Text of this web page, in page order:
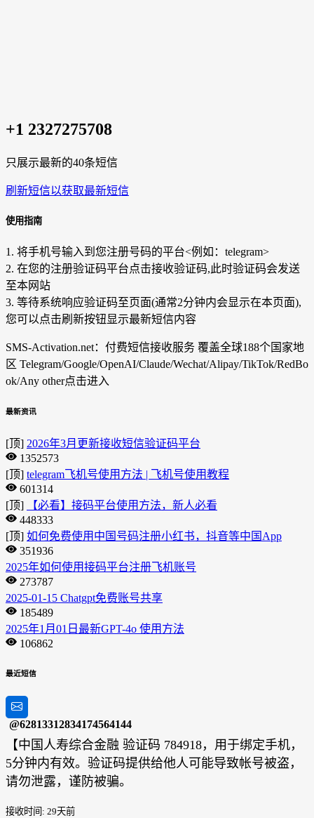
+1 2327275708
只展示最新的40条短信
刷新短信以获取最新短信
使用指南
1. 将手机号输入到您注册号码的平台<例如：telegram>
2. 在您的注册验证码平台点击接收验证码,此时验证码会发送
至本网站
3. 等待系统响应验证码至页面(通常2分钟内会显示在本页面),
您可以点击刷新按钮显示最新短信内容
SMS-Activation.net：付费短信接收服务 覆盖全球188个国家地
区 Telegram/Google/OpenAI/Claude/Wechat/Alipay/TikTok/RedBo
ok/Any other点击进入
最新资讯
[顶] 2026年3月更新接收短信验证码平台
1352573
[顶] telegram飞机号使用方法 | 飞机号使用教程
601314
[顶]
【必看】接码平台使用方法，新人必看
448333
[顶] 如何免费使用中国号码注册小红书，抖音等中国App
351936
2025年如何使用接码平台注册飞机账号
273787
2025-01-15 Chatgpt免费账号共享
185489
2025年1月01日最新GPT-4o 使用方法
106862
最近短信
@62813312834174564144
【中国人寿综合金融 验证码 784918，用于绑定手机，
5分钟内有效。验证码提供给他人可能导致帐号被盗，
请勿泄露，谨防被骗。
接收时间: 29天前